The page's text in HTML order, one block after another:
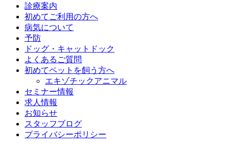
診療案内
初めてご利用の方へ
病気について
予防
ドッグ・キャットドック
よくあるご質問
初めてペットを飼う方へ
エキゾチックアニマル
セミナー情報
求人情報
お知らせ
スタッフブログ
プライバシーポリシー